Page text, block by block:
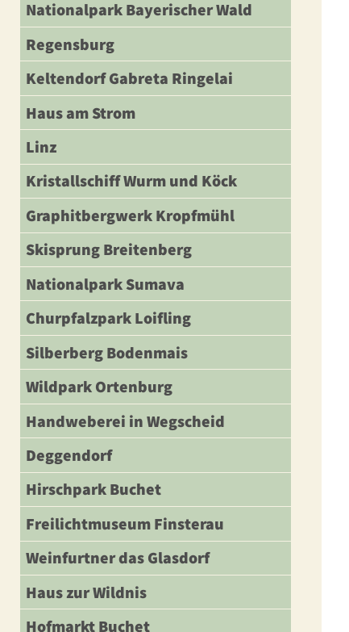
Nationalpark Bayerischer Wald
Regensburg
Keltendorf Gabreta Ringelai
Haus am Strom
Linz
Kristallschiff Wurm und Köck
Graphitbergwerk Kropfmühl
Skisprung Breitenberg
Nationalpark Sumava
Churpfalzpark Loifling
Silberberg Bodenmais
Wildpark Ortenburg
Handweberei in Wegscheid
Deggendorf
Hirschpark Buchet
Freilichtmuseum Finsterau
Weinfurtner das Glasdorf
Haus zur Wildnis
Hofmarkt Buchet